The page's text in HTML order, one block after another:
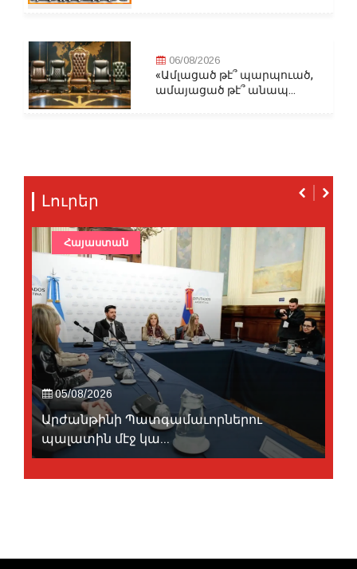
06/08/2026
«Ամլացած թէ՞ պարպուած,
ամայացած թէ՞ անապ...
Լուրեր
05/08/2026
Արժանթինի Պատգամաւորներու
պալատին մէջ կա...
Հայաստան